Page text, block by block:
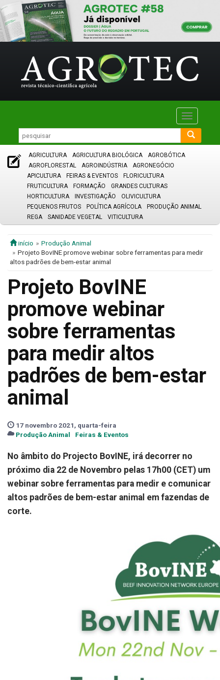
Toggle
AGRICULTURA AGRICULTURA BIOLÓGICA
AGROBÓTICA
AGROFLORESTAL
AGROINDÚSTRIA
AGRONEGÓCIO
APICULTURA
FEIRAS & EVENTOS
FLORICULTURA
FRUTICULTURA
FORMAÇÃO
GRANDES CULTURAS
HORTICULTURA
INVESTIGAÇÃO
OLIVICULTURA
PEQUENOS FRUTOS
POLÍTICA AGRÍCOLA
PRODUÇÃO ANIMAL
REGA
SANIDADE VEGETAL VITICULTURA
início
Produção Animal
Projeto BovINE promove webinar sobre ferramentas para medir
altos padrões de bem-estar animal
Projeto BovINE
promove webinar
sobre ferramentas
para medir altos
padrões de bem-estar
animal
17 novembro 2021, quarta-feira
Produção Animal
Feiras & Eventos
No âmbito do Projecto BovINE, irá decorrer no
próximo dia 22 de Novembro pelas 17h00 (CET) um
webinar sobre ferramentas para medir e comunicar
altos padrões de bem-estar animal em fazendas de
corte.